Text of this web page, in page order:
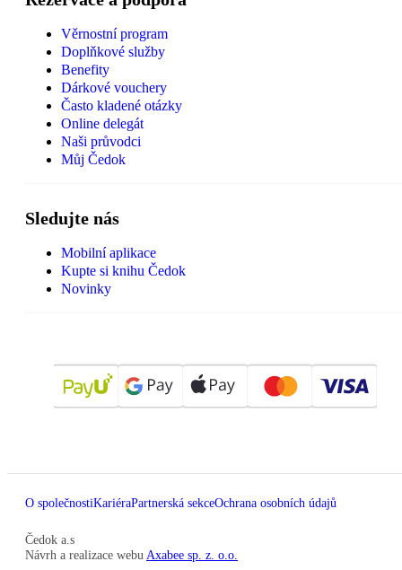
Věrnostní program
Doplňkové služby
Benefity
Dárkové vouchery
Často kladené otázky
Online delegát
Naši průvodci
Můj Čedok
Sledujte nás
Mobilní aplikace
Kupte si knihu Čedok
Novinky
O společnostiKariéraPartnerská sekceOchrana osobních údajů
Čedok a.s
Návrh a realizace webu Axabee sp. z. o.o.